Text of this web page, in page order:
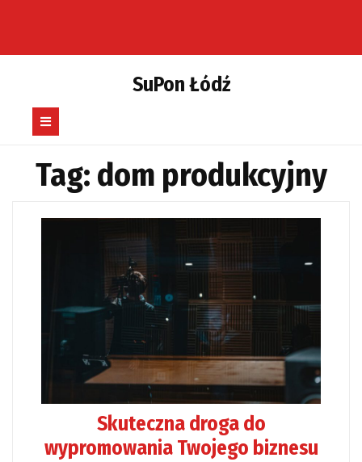
SuPon Łódź
Button
Tag: dom produkcyjny
Skuteczna droga do
wypromowania Twojego biznesu